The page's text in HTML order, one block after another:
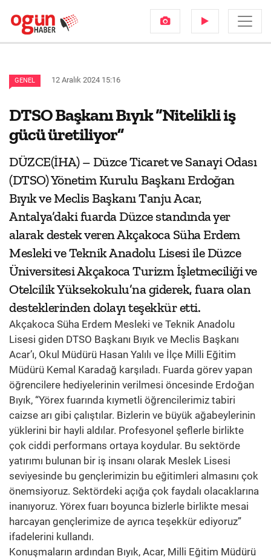
GENEL 12 Aralık 2024 15:16
DTSO Başkanı Bıyık “Nitelikli iş
gücü üretiliyor”
DÜZCE(İHA) – Düzce Ticaret ve Sanayi Odası
(DTSO) Yönetim Kurulu Başkanı Erdoğan
Bıyık ve Meclis Başkanı Tanju Acar,
Antalya’daki fuarda Düzce standında yer
alarak destek veren Akçakoca Süha Erdem
Mesleki ve Teknik Anadolu Lisesi ile Düzce
Üniversitesi Akçakoca Turizm İşletmeciliği ve
Otelcilik Yüksekokulu’na giderek, fuara olan
desteklerinden dolayı teşekkür etti.
Akçakoca Süha Erdem Mesleki ve Teknik Anadolu
Lisesi giden DTSO Başkanı Bıyık ve Meclis Başkanı
Acar’ı, Okul Müdürü Hasan Yalılı ve İlçe Milli Eğitim
Müdürü Kemal Karadağ karşıladı. Fuarda görev yapan
öğrencilere hediyelerinin verilmesi öncesinde Erdoğan
Bıyık, “Yörex fuarında kıymetli öğrencilerimiz tabiri
caizse arı gibi çalıştılar. Bizlerin ve büyük ağabeylerinin
yüklerini bir hayli aldılar. Profesyonel şeflerle birlikte
çok ciddi performans ortaya koydular. Bu sektörde
yatırımı bulunan bir iş insanı olarak Meslek Lisesi
seviyesinde bu gençlerimizin bu eğitimleri almasını çok
önemsiyoruz. Sektördeki açığa çok faydalı olacaklarına
inanıyoruz. Yörex fuarı boyunca bizlerle birlikte mesai
harcayan gençlerimize de ayrıca teşekkür ediyoruz”
ifadelerini kullandı.
Konuşmaların ardından Bıyık, Acar, Milli Eğitim Müdürü